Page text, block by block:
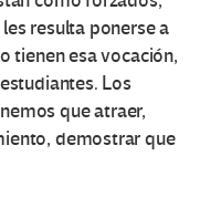
resulta ponerse a
tienen esa vocación,
Los
que atraer,
demostrar que